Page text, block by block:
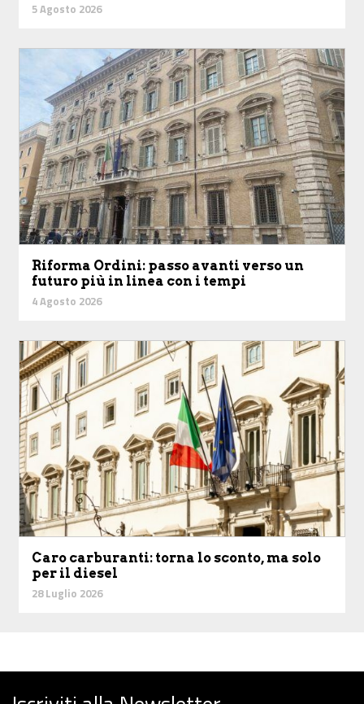
5 Agosto 2026
Riforma Ordini: passo avanti verso un
futuro più in linea con i tempi
4 Agosto 2026
Caro carburanti: torna lo sconto, ma solo
per il diesel
28 Luglio 2026